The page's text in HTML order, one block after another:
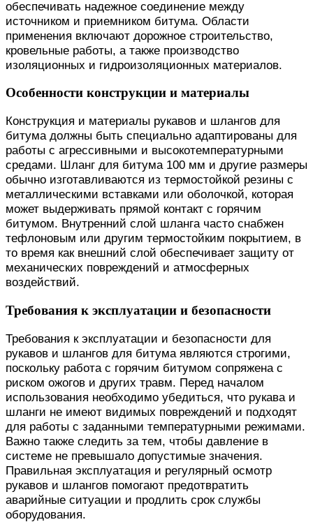
обеспечивать надежное соединение между
источником и приемником битума. Области
применения включают дорожное строительство,
кровельные работы, а также производство
изоляционных и гидроизоляционных материалов.
Особенности конструкции и материалы
Конструкция и материалы рукавов и шлангов для
битума должны быть специально адаптированы для
работы с агрессивными и высокотемпературными
средами. Шланг для битума 100 мм и другие размеры
обычно изготавливаются из термостойкой резины с
металлическими вставками или оболочкой, которая
может выдерживать прямой контакт с горячим
битумом. Внутренний слой шланга часто снабжен
тефлоновым или другим термостойким покрытием, в
то время как внешний слой обеспечивает защиту от
механических повреждений и атмосферных
воздействий.
Требования к эксплуатации и безопасности
Требования к эксплуатации и безопасности для
рукавов и шлангов для битума являются строгими,
поскольку работа с горячим битумом сопряжена с
риском ожогов и других травм. Перед началом
использования необходимо убедиться, что рукава и
шланги не имеют видимых повреждений и подходят
для работы с заданными температурными режимами.
Важно также следить за тем, чтобы давление в
системе не превышало допустимые значения.
Правильная эксплуатация и регулярный осмотр
рукавов и шлангов помогают предотвратить
аварийные ситуации и продлить срок службы
оборудования.